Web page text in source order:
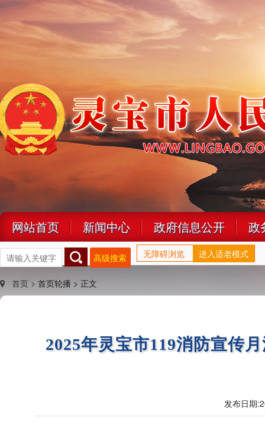
网站首页 新闻中心 政府信息公开 政
高级搜索 无障碍浏览 进入适老模式
首页 > 首页轮播 > 正文
2025年灵宝市119消防宣传
发布日期: